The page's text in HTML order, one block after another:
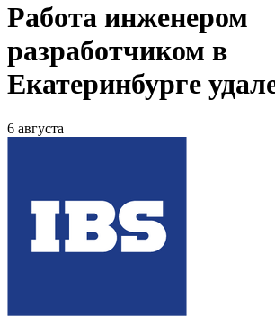
Работа инженером
разработчиком в
Екатеринбурге
6 августа